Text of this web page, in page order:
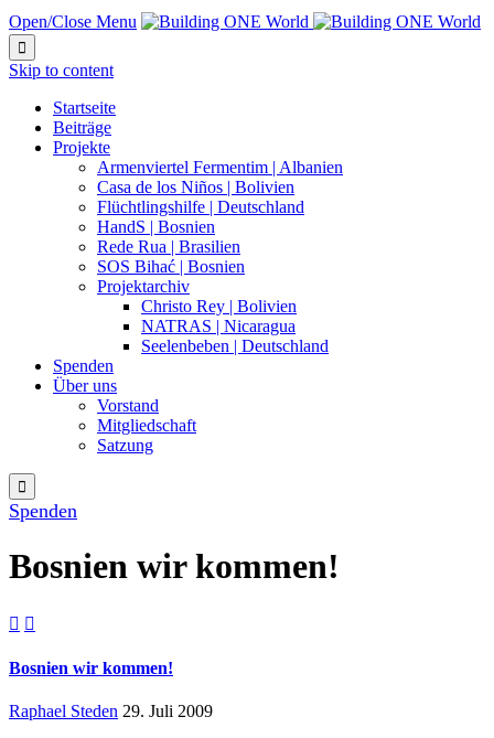
Open/Close Menu

Skip to content
Startseite
Beiträge
Projekte
Armenviertel Fermentim | Albanien
Casa de los Niños | Bolivien
Flüchtlingshilfe | Deutschland
HandS | Bosnien
Rede Rua | Brasilien
SOS Bihać | Bosnien
Projektarchiv
Christo Rey | Bolivien
NATRAS | Nicaragua
Seelenbeben | Deutschland
Spenden
Über uns
Vorstand
Mitgliedschaft
Satzung

Spenden
Bosnien wir kommen!
 
Bosnien wir kommen!
Raphael Steden 29. Juli 2009